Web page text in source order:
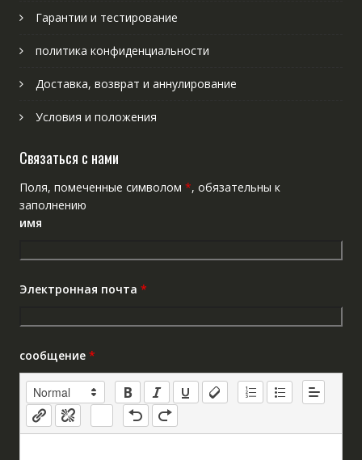
Гарантии и тестирование
политика конфиденциальности
Доставка, возврат и аннулирование
Условия и положения
Связаться с нами
Поля, помеченные символом *, обязательны к
заполнению
имя
Электронная почта *
сообщение *